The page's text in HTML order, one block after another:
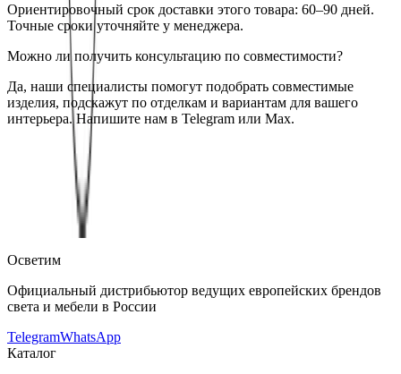
Ориентировочный срок доставки этого товара: 60–90 дней.
Точные сроки уточняйте у менеджера.
Можно ли получить консультацию по совместимости?
Да, наши специалисты помогут подобрать совместимые
изделия, подскажут по отделкам и вариантам для вашего
интерьера. Напишите нам в Telegram или Max.
Встраиваемый светодиодный светильник Quattrobi
— купить в интернет-магазине OSVETIM с
доставкой по России.
светильники downlight с фото, характеристиками и
актуальными ценами.
Осветим
Официальный дистрибьютор ведущих европейских брендов
света и мебели в России
TelegramWhatsApp
Каталог